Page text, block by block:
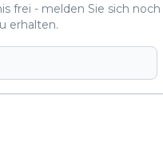
frei - melden Sie sich
erhalten.